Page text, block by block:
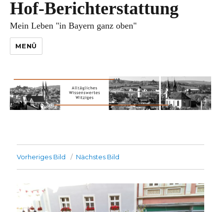
Hof-Berichterstattung
Mein Leben "in Bayern ganz oben"
MENÜ
Vorheriges Bild Nächstes Bild